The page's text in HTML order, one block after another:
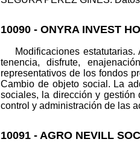
10090 - ONYRA INVEST
Modificaciones
tenencia, disfrute,
representativos de los fondos
Cambio de objeto social. La
sociales, la dirección y gestión
control y administración de las
10091 - AGRO NEVILL